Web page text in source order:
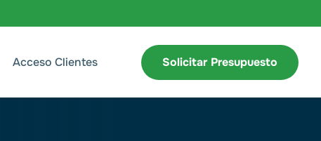
Acceso Clientes Solicitar Presupuesto